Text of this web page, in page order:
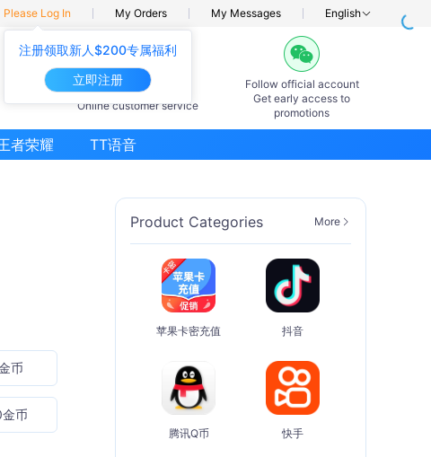
注册领取新人$200专属福利
立即注册
Please Log In My Orders My Messages English
7×24hours
Online customer service
Follow official account
Get early access to
promotions
者荣耀 TT语音
币
币
Product Categories More
苹果卡密充值 抖音
腾讯Q币 快手